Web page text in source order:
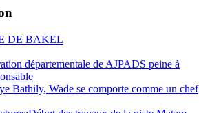
DE BAKEL
départementale de AJPADS peine à
Bathily, Wade se comporte comme un chef